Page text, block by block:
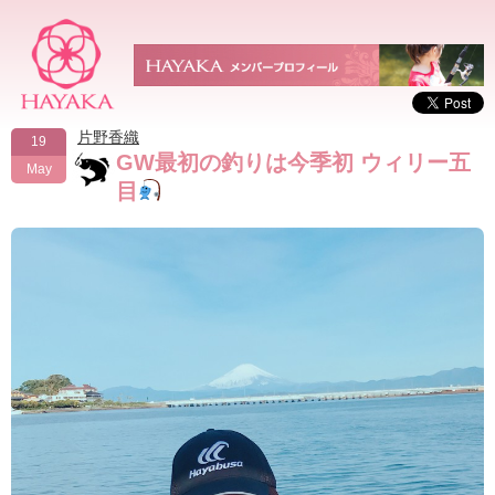
19
May
片野香織
GW最初の釣りは今季初 ウィリー五
目